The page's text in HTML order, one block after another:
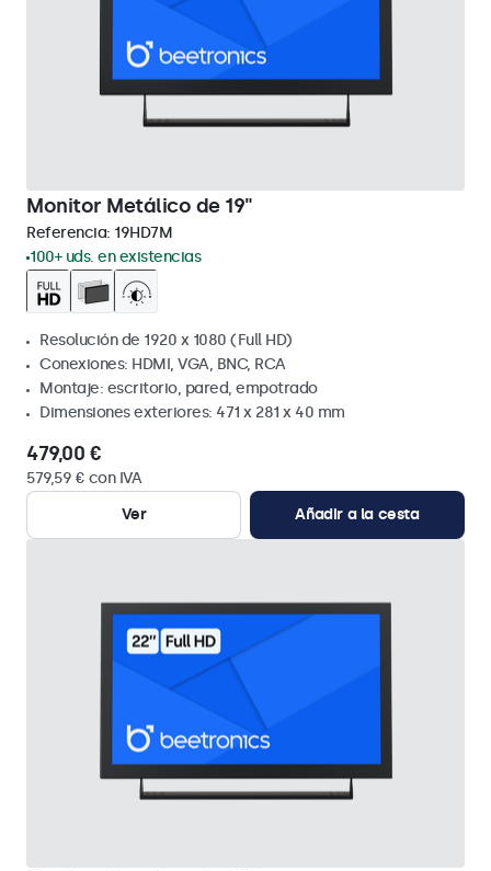
Monitor Metálico de 19"
Referencia: 19HD7M
100+ uds. en existencias
Resolución de 1920 x 1080 (Full HD)
Conexiones: HDMI, VGA, BNC, RCA
Montaje: escritorio, pared, empotrado
Dimensiones exteriores: 471 x 281 x 40 mm
479,00 €
579,59 € con IVA
Ver
Añadir a la cesta